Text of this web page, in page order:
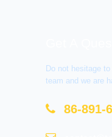
Do not hesitage
team and we are
86-891-